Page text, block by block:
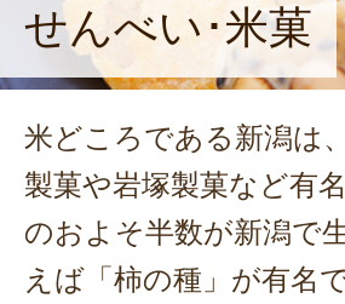
せんべい･米菓
米どころである新潟は
製菓や岩塚製菓など有
のおよそ半数が新潟で
えば「柿の種」が有名